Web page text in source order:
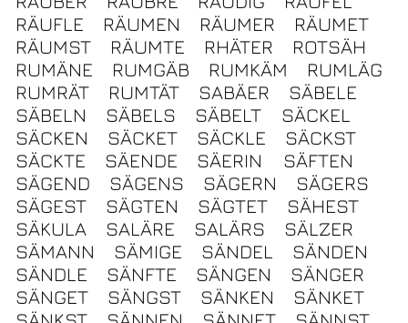
RÄUFLE
RÄUMEN RÄUMER
RÄUMET
RÄUMST
RÄUMTE RHÄTER
ROTSÄH
RUMÄNE
RUMGÄB RUMKÄM
RUMLÄG
RUMRÄT
RUMTÄT SABÄER
SÄBELE
SÄBELN
SÄBELS SÄBELT
SÄCKEL
SÄCKEN
SÄCKET SÄCKLE
SÄCKST
SÄCKTE
SÄENDE SÄERIN
SÄFTEN
SÄGEND
SÄGENS SÄGERN
SÄGERS
SÄGEST
SÄGTEN SÄGTET
SÄHEST
SÄKULA
SALÄRE SALÄRS
SÄLZER
SÄMANN
SÄMIGE SÄNDEL
SÄNDEN
SÄNDLE
SÄNFTE SÄNGEN
SÄNGER
SÄNGET
SÄNGST SÄNKEN
SÄNKET